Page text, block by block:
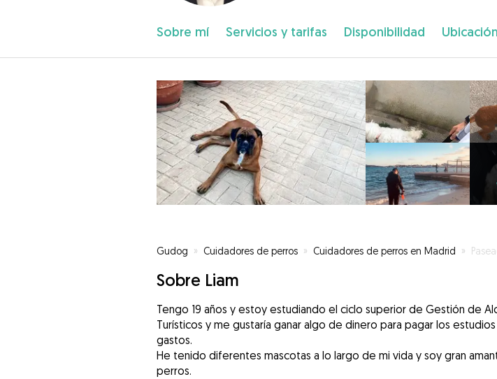
Sobre mí Servicios y tarifas Disponibilidad Ubicación
Gudog » Cuidadores de perros » Cuidadores de perros en Madrid »
Sobre Liam
Tengo 19 años y estoy estudiando el ciclo superior de Gestión de
Turísticos y me gustaría ganar algo de dinero para pagar los
gastos.
He tenido diferentes mascotas a lo largo de mi vida y soy gran
perros.